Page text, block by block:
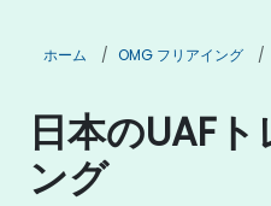
ホーム OMG フリアイング
日本のUAF
ング